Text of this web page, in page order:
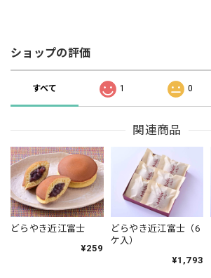
ショップの評価
すべて 1 0
関連商品
どらやき近江富士
¥259
どらやき近江富士（6
ケ入）
¥1,793